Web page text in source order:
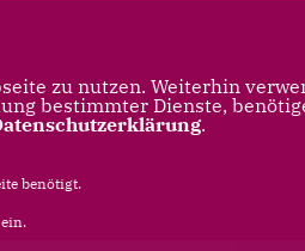
zu nutzen. Weiterhin
bestimmter Dienste,
.
benötigt.